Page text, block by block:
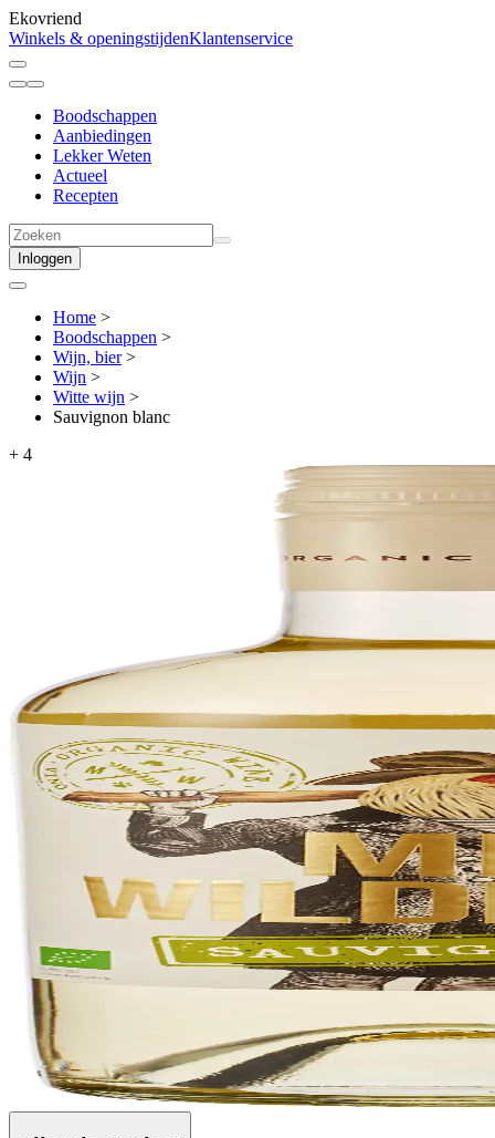
Ekovriend
Winkels & openingstijdenKlantenservice
Boodschappen
Aanbiedingen
Lekker Weten
Actueel
Recepten
Inloggen
Home >
Boodschappen >
Wijn, bier>
Wijn >
Witte wijn >
Sauvignon blanc
+ 4